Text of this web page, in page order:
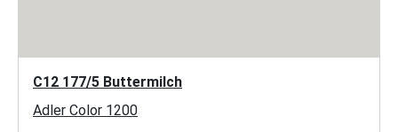
C12 177/5 Buttermilch
Adler Color 1200